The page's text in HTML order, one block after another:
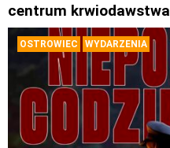
centrum
OSTROWIEC WYDARZENIA